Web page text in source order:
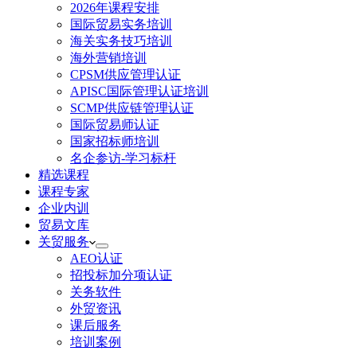
2026年课程安排
国际贸易实务培训
海关实务技巧培训
海外营销培训
CPSM供应管理认证
APISC国际管理认证培训
SCMP供应链管理认证
国际贸易师认证
国家招标师培训
名企参访-学习标杆
精选课程
课程专家
企业内训
贸易文库
关贸服务
AEO认证
招投标加分项认证
关务软件
外贸资讯
课后服务
培训案例